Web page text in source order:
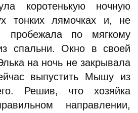
коротенькую ночную
тонких лямочках и, не
пробежала по мягкому
спальни. Окно в своей
на ночь не закрывала
выпустить Мышу из
Решив, что хозяйка
направлении,